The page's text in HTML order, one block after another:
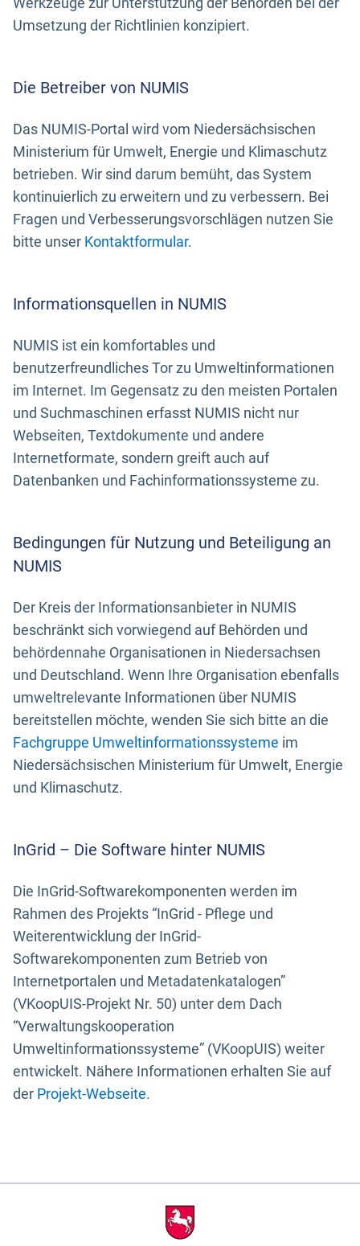
Umsetzung der Richtlinien konzipiert.
Die Betreiber von NUMIS
Das NUMIS-Portal wird vom Niedersächsischen
Ministerium für Umwelt, Energie und Klimaschutz
betrieben. Wir sind darum bemüht, das System
kontinuierlich zu erweitern und zu verbessern. Bei
Fragen und Verbesserungsvorschlägen nutzen Sie
bitte unser Kontaktformular.
Informationsquellen in NUMIS
NUMIS ist ein komfortables und
benutzerfreundliches Tor zu Umweltinformationen
im Internet. Im Gegensatz zu den meisten Portalen
und Suchmaschinen erfasst NUMIS nicht nur
Webseiten, Textdokumente und andere
Internetformate, sondern greift auch auf
Datenbanken und Fachinformationssysteme zu.
Bedingungen für Nutzung und Beteiligung an
NUMIS
Der Kreis der Informationsanbieter in NUMIS
beschränkt sich vorwiegend auf Behörden und
behördennahe Organisationen in Niedersachsen
und Deutschland. Wenn Ihre Organisation ebenfalls
umweltrelevante Informationen über NUMIS
bereitstellen möchte, wenden Sie sich bitte an die
Fachgruppe Umweltinformationssysteme im
Niedersächsischen Ministerium für Umwelt, Energie
und Klimaschutz.
InGrid – Die Software hinter NUMIS
Die InGrid-Softwarekomponenten werden im
Rahmen des Projekts “InGrid - Pflege und
Weiterentwicklung der InGrid-
Softwarekomponenten zum Betrieb von
Internetportalen und Metadatenkatalogen”
(VKoopUIS-Projekt Nr. 50) unter dem Dach
“Verwaltungskooperation
Umweltinformationssysteme” (VKoopUIS) weiter
entwickelt. Nähere Informationen erhalten Sie auf
der Projekt-Webseite.